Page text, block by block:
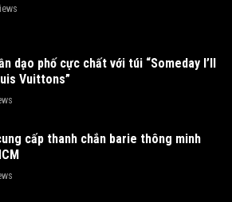
dạo phố cực chất với túi “Someday I’ll
Vuittons”
cấp thanh chắn barie thông minh